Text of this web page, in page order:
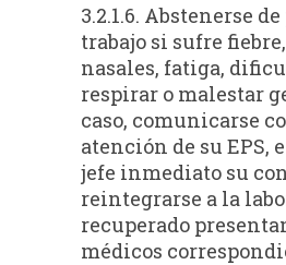
3.2.1.6. Abstenerse
trabajo si sufre
nasales, fatiga,
respirar o malestar
caso, comunicarse
atención de su EPS,
jefe inmediato su
reintegrarse a la
recuperado
médicos